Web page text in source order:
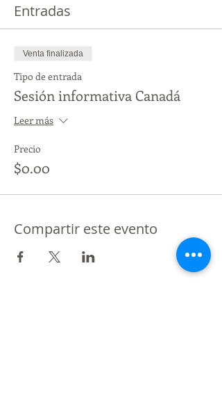
Entradas
Venta finalizada
Tipo de entrada
Sesión informativa Canadá
Leer más
Precio
$0.00
Compartir este evento